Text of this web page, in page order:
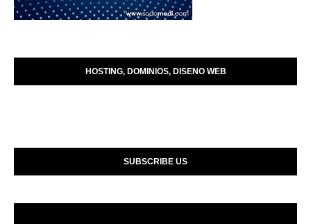
HOSTING, DOMINIOS, DISENO WEB
SUBSCRIBE US